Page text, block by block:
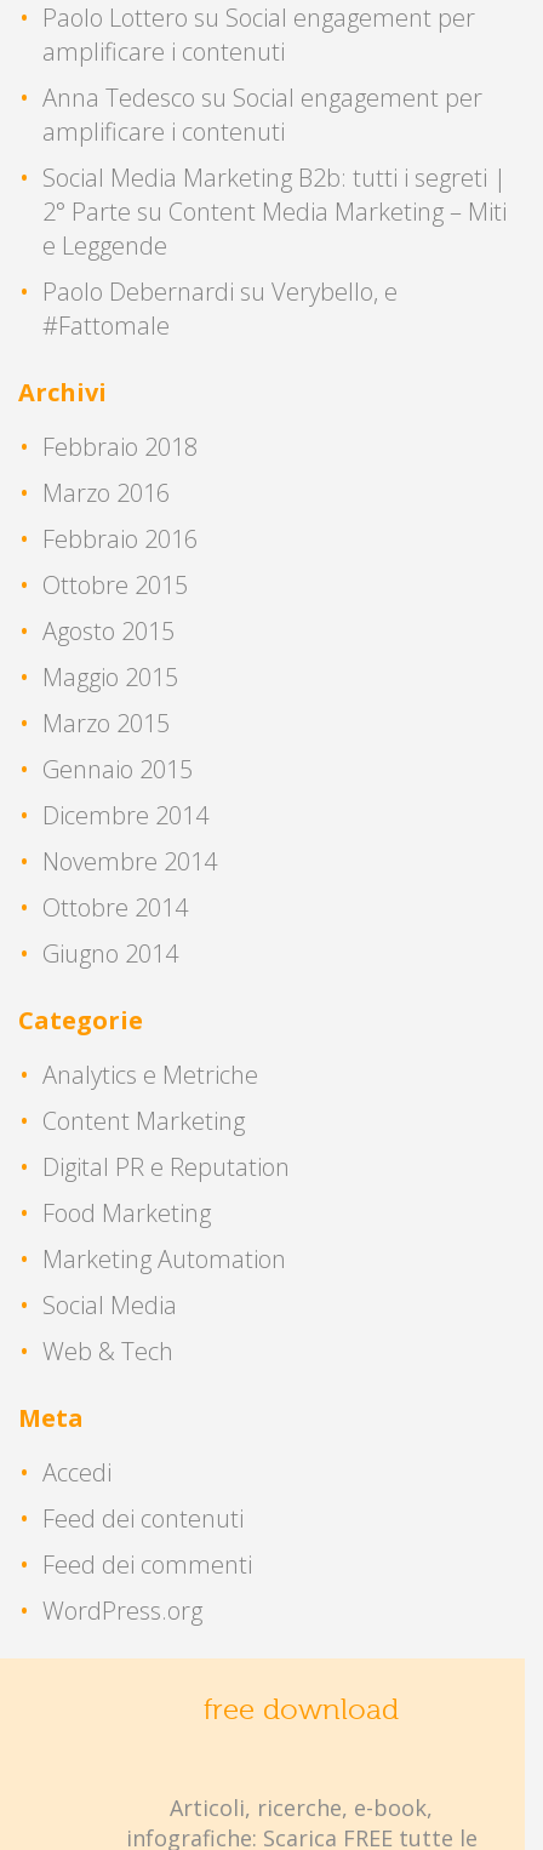
Paolo Lottero su Social engagement per
amplificare i contenuti
Anna Tedesco su Social engagement per
amplificare i contenuti
Social Media Marketing B2b: tutti i segreti |
2° Parte su Content Media Marketing – Miti
e Leggende
Paolo Debernardi su Verybello, e
#Fattomale
Archivi
Febbraio 2018
Marzo 2016
Febbraio 2016
Ottobre 2015
Agosto 2015
Maggio 2015
Marzo 2015
Gennaio 2015
Dicembre 2014
Novembre 2014
Ottobre 2014
Giugno 2014
Categorie
Analytics e Metriche
Content Marketing
Digital PR e Reputation
Food Marketing
Marketing Automation
Social Media
Web & Tech
Meta
Accedi
Feed dei contenuti
Feed dei commenti
WordPress.org
free download
Articoli, ricerche, e-book,
infografiche: Scarica FREE tutte le